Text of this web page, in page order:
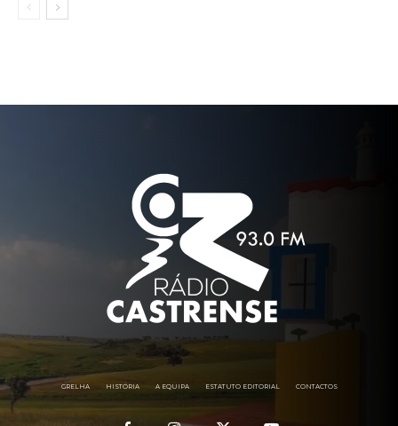
GRELHA HISTÓRIA A EQUIPA ESTATUTO EDITORIAL CONTACTOS